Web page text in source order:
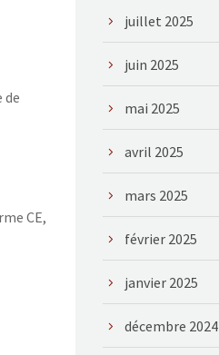
de
CE,
juillet 2025
juin 2025
mai 2025
avril 2025
mars 2025
février 2025
janvier 2025
décembre 2024